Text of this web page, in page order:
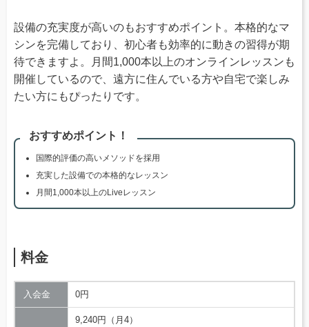
設備の充実度が高いのもおすすめポイント。本格的なマ
シンを完備しており、初心者も効率的に動きの習得が期
待できますよ。月間1,000本以上のオンラインレッスンも
開催しているので、遠方に住んでいる方や自宅で楽しみ
たい方にもぴったりです。
おすすめポイント！
国際的評価の高いメソッドを採用
充実した設備での本格的なレッスン
月間1,000本以上のLiveレッスン
料金
入会金 0円
9,240円（月4）